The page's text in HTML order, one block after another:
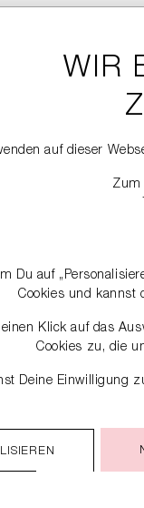
NEW
WIR
auf dieser
Zum
Du auf
Cookies und kannst
Klick auf das
Cookies zu, die
Deine Einwilligung